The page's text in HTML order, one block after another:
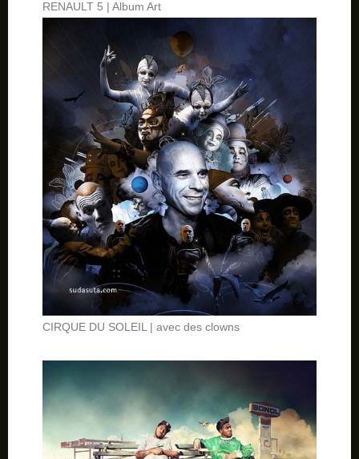
RENAULT 5 | Album Art
CIRQUE DU SOLEIL | avec des clowns